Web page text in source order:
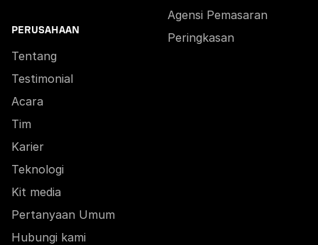
PERUSAHAAN
Tentang
Testimonial
Acara
Tim
Karier
Teknologi
Kit media
Pertanyaan Umum
Hubungi kami
Agensi Pemasaran
Peringkasan